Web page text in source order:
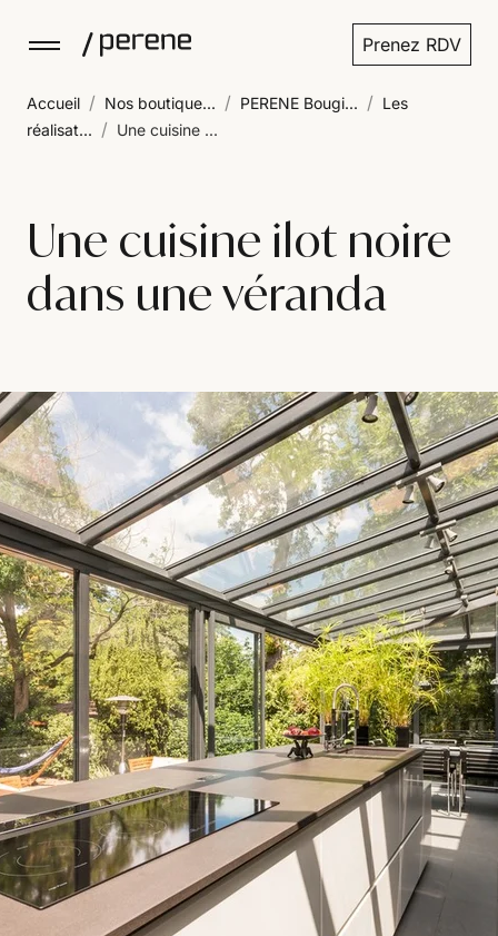
Prenez RDV
Accueil / Nos boutique... / PERENE Bougi... / Les
réalisat... / Une cuisine ...
Une cuisine ilot noire
dans une véranda